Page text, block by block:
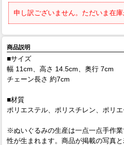
申し訳ございません。ただいま在庫
商品説明
■サイズ
幅 11cm、高さ 14.5cm、奥行 7cm
チェーン長さ 約7cm
■材質
ポリエステル、ポリスチレン、ポリ
※ぬいぐるみの生産は一点一点手作
性が生まれます。商品が掲載の写真